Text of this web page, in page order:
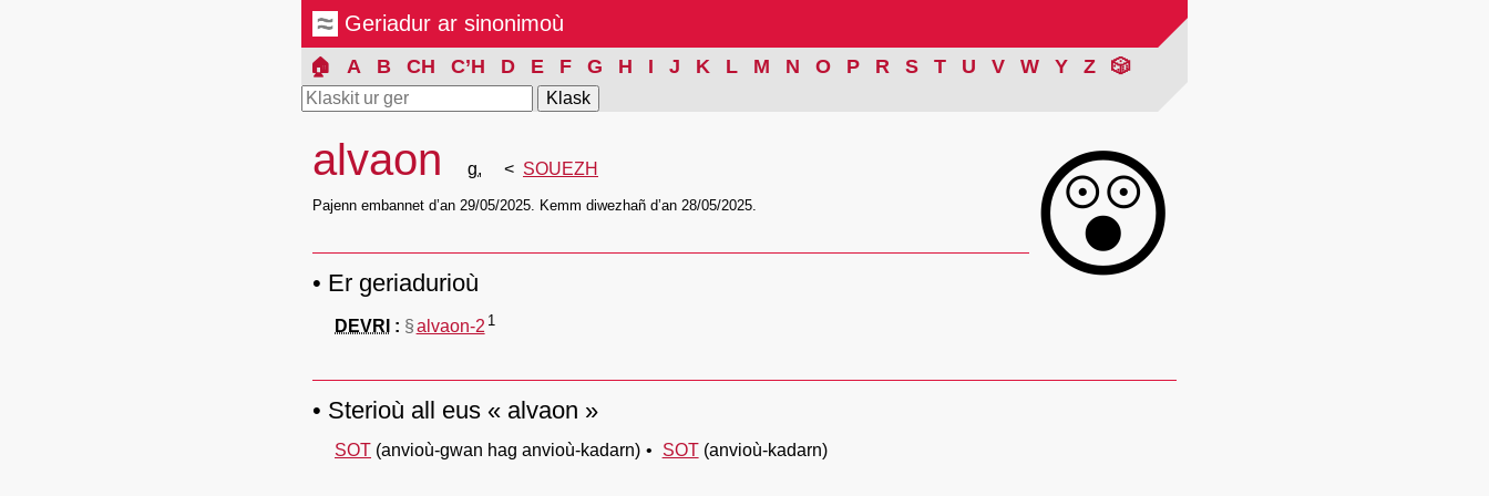
Geriadur ar sinonimoù
🏠 A B CH C’H D E F G H I J K L M N O P R S T U V W Y Z 🎲
😲
alvaon g. SOUEZH
Pajenn embannet d’an 29/05/2025. Kemm diwezhañ d’an 28/05/2025.
Er geriadurioù
DEVRI §alvaon-2 1
Sterioù all eus « alvaon »
SOT (anvioù-gwan hag anvioù-kadarn) SOT (anvioù-kadarn)